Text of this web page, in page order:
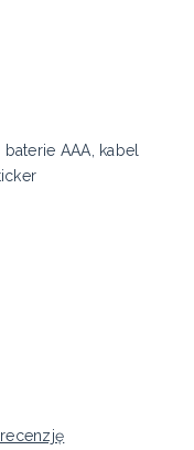
AAA, kabel